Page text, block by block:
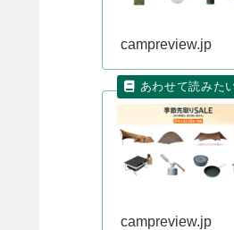
campreview.jp
campreview.jp